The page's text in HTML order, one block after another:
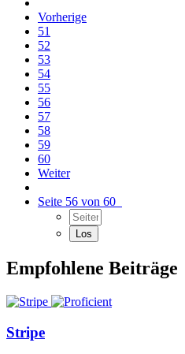
Vorherige
51
52
53
54
55
56
57
58
59
60
Weiter
Seite 56 von 60
Empfohlene Beiträge
Stripe